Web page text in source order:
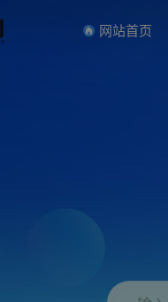
网站首页